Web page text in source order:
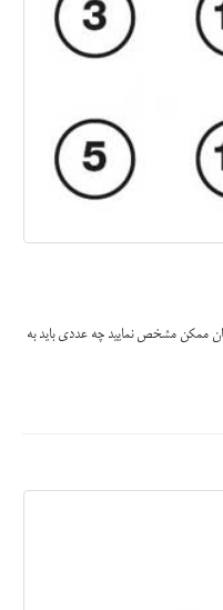
ممکن مشخص نمایید چه عددی باید به